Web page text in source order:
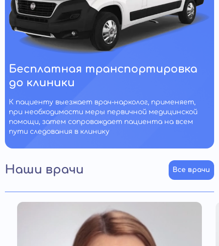
Бесплатная транспортировка
до клиники
К пациенту выезжает врач-нарколог, применяет,
при необходимости меры первичной медицинской
помощи, затем сопровождает пациента на всем
пути следования в клинику
Наши врачи Все врачи